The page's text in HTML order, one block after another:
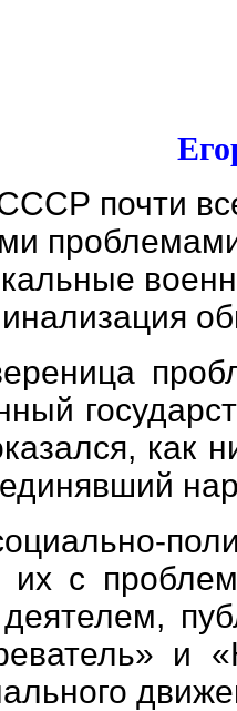
почти
как
их с
и